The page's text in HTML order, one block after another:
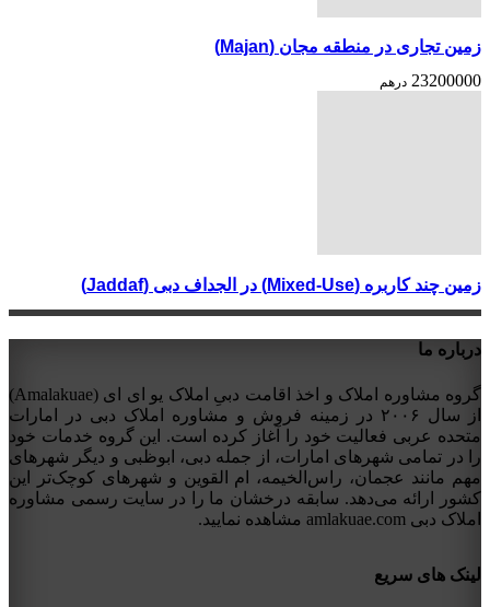
زمین تجاری در منطقه مجان (Majan)
23200000 درهم
زمین چند کاربره (Mixed-Use) در الجداف دبی (Jaddaf)
درباره ما
گروه مشاوره املاک و اخذ اقامت دبیِ املاک یو ای ای (Amalakuae)
از سال ۲۰۰۶ در زمینه فروش و مشاوره املاک دبی در امارات
متحده عربی فعالیت خود را آغاز کرده است. این گروه خدمات خود
را در تمامی شهرهای امارات، از جمله دبی، ابوظبی و دیگر شهرهای
مهم مانند عجمان، راس‌الخیمه، ام القوین و شهرهای کوچک‌تر این
کشور ارائه می‌دهد. سابقه درخشان ما را در سایت رسمی مشاوره
املاک دبی amlakuae.com مشاهده نمایید.
لینک های سریع